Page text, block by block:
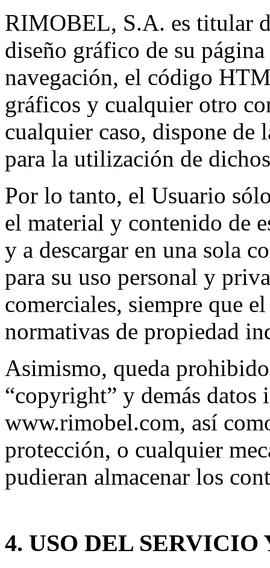
RIMOBEL, S.A. es titular
diseño gráfico de su
navegación, el código
gráficos y cualquier otro
cualquier caso, dispone de
para la utilización de
Por lo tanto, el Usuario
el material y contenido de
y a descargar en una sola
para su uso personal y
comerciales, siempre que
normativas de propiedad
Asimismo, queda
“copyright” y demás
www.rimobel.com, así
protección, o cualquier
pudieran almacenar los
4. USO DEL